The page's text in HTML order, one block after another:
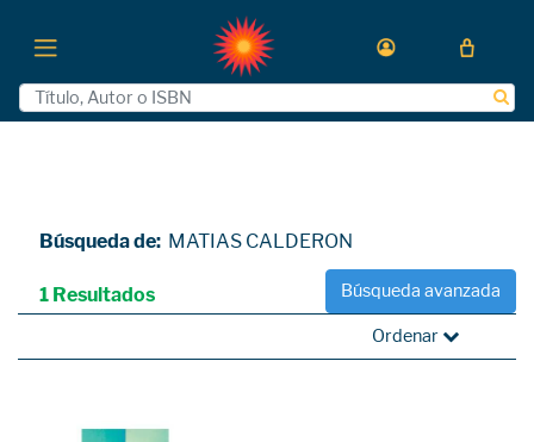
Búsqueda de: MATIAS CALDERON
1 Resultados Búsqueda avanzada
Ordenar